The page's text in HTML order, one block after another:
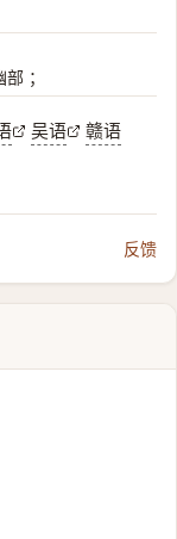
；
吴语
赣语
反馈